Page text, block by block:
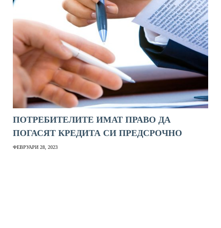
ПОТРЕБИТЕЛИТЕ ИМАТ ПРАВО ДА
ПОГАСЯТ КРЕДИТА СИ ПРЕДСРОЧНО
ФЕВРУАРИ 28, 2023